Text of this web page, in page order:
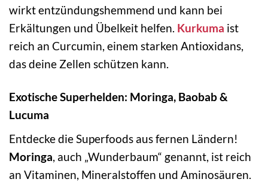
wirkt entzündungshemmend und kann bei
Erkältungen und Übelkeit helfen. Kurkuma ist
reich an Curcumin, einem starken Antioxidans,
das deine Zellen schützen kann.
Exotische Superhelden: Moringa, Baobab &
Lucuma
Entdecke die Superfoods aus fernen Ländern!
Moringa, auch „Wunderbaum“ genannt, ist reich
an Vitaminen, Mineralstoffen und Aminosäuren.